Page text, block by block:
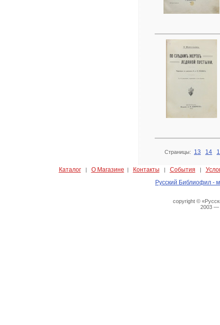
Страницы: 13 14
Каталог| О Магазине | Контакты | События |
Русский Библиофил -
copyright ©
2003 —